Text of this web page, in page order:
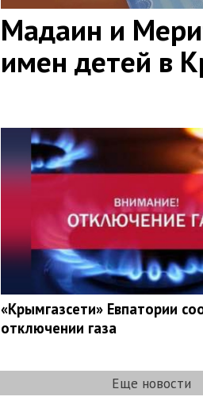
Мадаин и
имен детей в
«Крымгазсети» Евпатории
отключении газа
Еще новости